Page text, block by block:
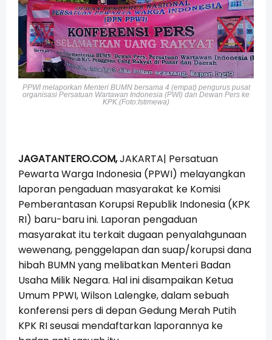
PPWI melaporkan Menteri BUMN bersama 4 (empat) pengurus pusat
organisasi Persatuan Wartawan Indonesia (PWI) dan Dewan Pers ke
KPK.(Foto:Istimewa)
JAGATANTERO.COM,JAKARTA| Persatuan
Pewarta Warga Indonesia (PPWI) melayangkan
laporan pengaduan masyarakat ke Komisi
Pemberantasan Korupsi Republik Indonesia (KPK
RI) baru-baru ini. Laporan pengaduan
masyarakat itu terkait dugaan penyalahgunaan
wewenang, penggelapan dan suap/korupsi dana
hibah BUMN yang melibatkan Menteri Badan
Usaha Milik Negara. Hal ini disampaikan Ketua
Umum PPWI, Wilson Lalengke, dalam sebuah
konferensi pers di depan Gedung Merah Putih
KPK RI seusai mendaftarkan laporannya ke